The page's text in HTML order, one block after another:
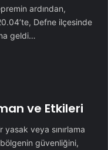
ardından,
Defne ilçesinde
geldi…
ve Etkileri
veya sınırlama
güvenliğini,